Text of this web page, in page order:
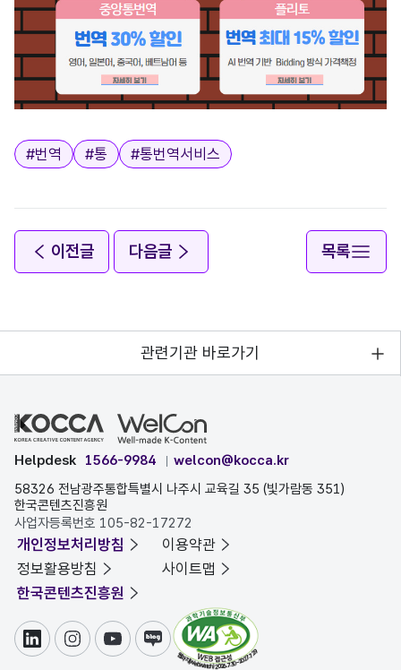
태그
#번역 #통 #통번역서비스
이전글 다음글 목록
관련기관 바로가기
Helpdesk 1566-9984
welcon@kocca.kr
58326 전남광주통합특별시 나주시 교육길 35 (빛가람동 351)
한국콘텐츠진흥원
사업자등록번호 105-82-17272
개인정보처리방침
이용약관
정보활용방침
사이트맵
한국콘텐츠진흥원
링크드인인스타그램
유튜브블로그